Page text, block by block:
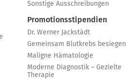
Sonstige Ausschreibungen
Promotionsstipendien
Dr. Werner Jackstädt
Gemeinsam Blutkrebs besiegen
Maligne Hämatologie
Moderne Diagnostik – Gezielte
Therapie